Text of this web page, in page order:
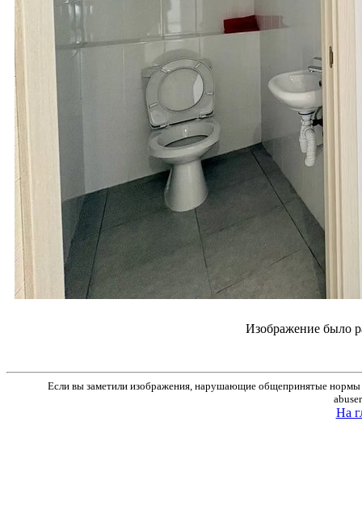
Изображение было
Если вы заметили изображения, нарушающие общепринятые нормы
На